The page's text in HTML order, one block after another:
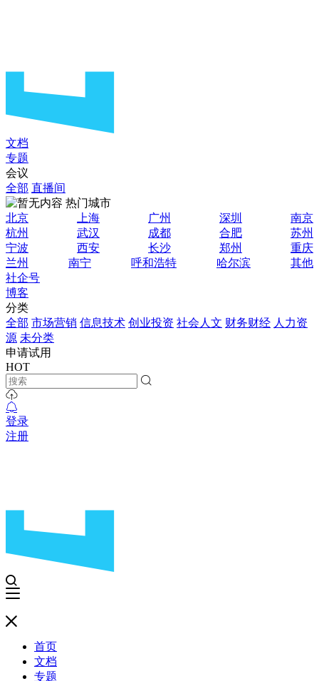
文档
专题
会议
全部 直播间
热门城市
北京
上海 广州 深圳
南京
杭州
武汉 成都 合肥
苏州
宁波
西安 长沙 郑州
重庆
兰州
南宁 呼和浩特 哈尔滨
其他
社企号
博客
分类
全部 市场营销 信息技术 创业投资 社会人文 财务财经 人力资
源 未分类
申请试用
HOT
登录
注册
首页
文档
专题